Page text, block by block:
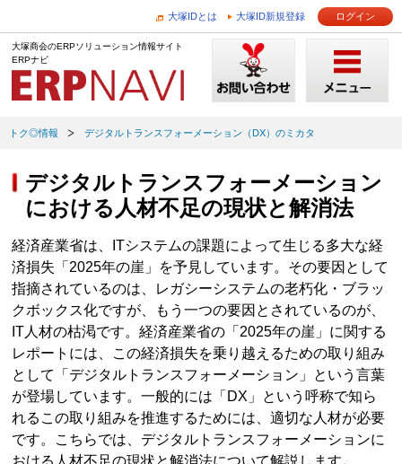
大塚IDとは 大塚ID新規登録 ログイン
大塚商会のERPソリューション情報サイト
ERPナビ
トク◎情報 デジタルトランスフォーメーション（DX）のミカタ
デジタルトランスフォーメーション
における人材不足の現状と解消法
経済産業省は、ITシステムの課題によって生じる多大な経
済損失「2025年の崖」を予見しています。その要因として
指摘されているのは、レガシーシステムの老朽化・ブラッ
クボックス化ですが、もう一つの要因とされているのが、
IT人材の枯渇です。経済産業省の「2025年の崖」に関する
レポートには、この経済損失を乗り越えるための取り組み
として「デジタルトランスフォーメーション」という言葉
が登場しています。一般的には「DX」という呼称で知ら
れるこの取り組みを推進するためには、適切な人材が必要
です。こちらでは、デジタルトランスフォーメーションに
おける人材不足の現状と解消法について解説します。